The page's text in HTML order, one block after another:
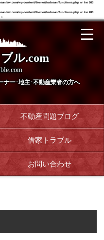
wp-content/themes/fudosan/functions.php on line 263
wp-content/themes/fudosan/functions.php on line 263
>
ル.com
ナー･地主･不動産業者の方へ
不動産問題ブログ
借家トラブル
お問い合わせ